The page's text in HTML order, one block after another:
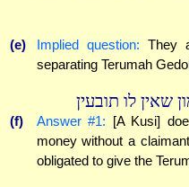
(e) Implied question: They
separating Terumah
שאין לו תובעין
(f) Answer #1: [A Kusi]
money without a
obligated to give the